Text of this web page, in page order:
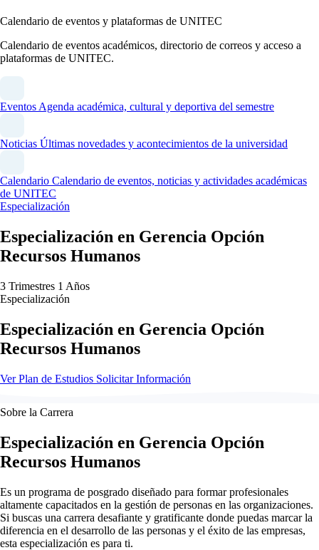
Calendario de eventos y plataformas de UNITEC
Calendario de eventos académicos, directorio de correos y acceso a
plataformas de UNITEC.
Eventos Agenda académica, cultural y deportiva del semestre
Noticias Últimas novedades y acontecimientos de la universidad
Calendario Calendario de eventos, noticias y actividades académicas
de UNITEC
Especialización
Especialización en Gerencia Opción
Recursos Humanos
3 Trimestres 1 Años
Especialización
Especialización en Gerencia Opción
Recursos Humanos
Ver Plan de Estudios Solicitar Información
Sobre la Carrera
Especialización en Gerencia Opción
Recursos Humanos
Es un programa de posgrado diseñado para formar profesionales
altamente capacitados en la gestión de personas en las organizaciones.
Si buscas una carrera desafiante y gratificante donde puedas marcar la
diferencia en el desarrollo de las personas y el éxito de las empresas,
esta especialización es para ti.